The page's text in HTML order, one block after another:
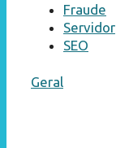
Fraude
Servidor
SEO
Geral